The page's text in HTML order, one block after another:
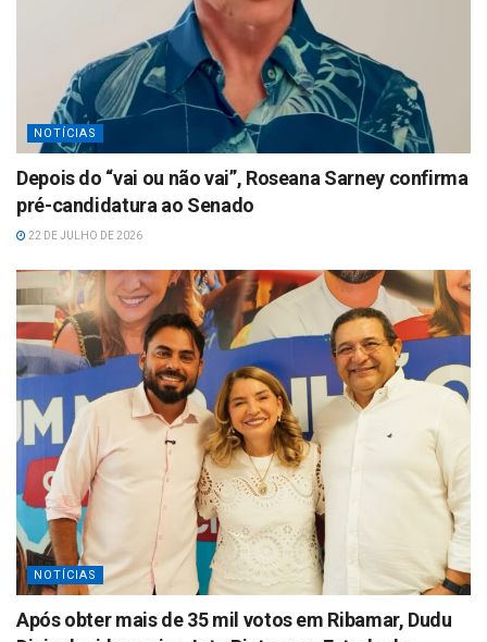
NOTÍCIAS
Depois do “vai ou não vai”, Roseana Sarney confirma
pré-candidatura ao Senado
22 DE JULHO DE 2026
NOTÍCIAS
Após obter mais de 35 mil votos em Ribamar, Dudu